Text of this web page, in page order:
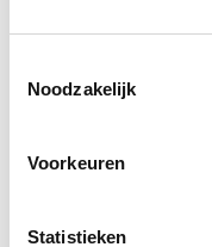
Noodzakelijk
Voorkeuren
Statistieken